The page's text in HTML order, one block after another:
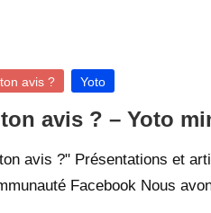
avis ? Yoto
avis ? – Yoto
avis ?" Présentations et
Facebook Nous